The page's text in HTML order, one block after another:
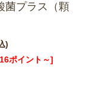
菌プラス（顆
)
ポイント～]